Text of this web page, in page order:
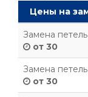
Цены на
Замена петель
от 30
Замена
от 30